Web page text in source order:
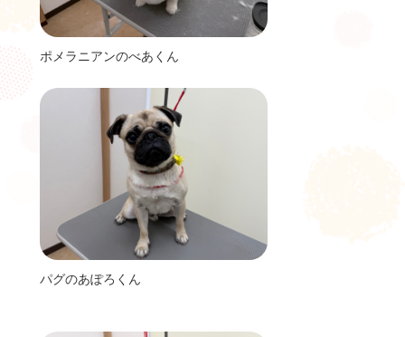
ポメラニアンのべあくん
パグのあぽろくん